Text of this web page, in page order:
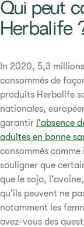
Qui peut
Herbalife
In 2020, 5,3
consommés de
produits Herbalife
nationales,
garantir l'absence
adultes en bonne
consommés
souligner que
que le soja,
qu'ils peuvent ne
notamment les
avez-vous des